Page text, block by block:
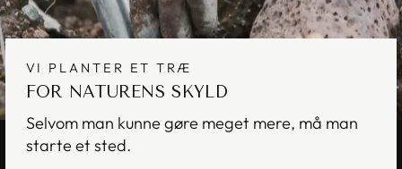
VI PLANTER ET TRÆ
FOR NATURENS SKYLD
Selvom man kunne gøre meget mere, må man
starte et sted.